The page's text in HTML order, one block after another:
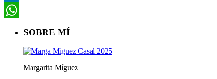
LinkedIn
SOBRE MÍ
Margarita Míguez